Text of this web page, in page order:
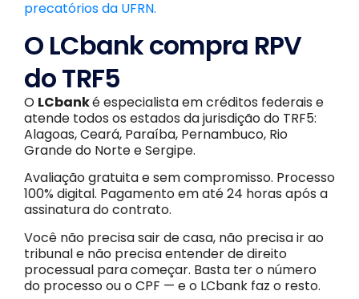
precatórios da UFRN.
O LCbank compra RPV
do TRF5
O LCbanké especialista em créditos federais e
atende todos os estados da jurisdição do TRF5:
Alagoas, Ceará, Paraíba, Pernambuco, Rio
Grande do Norte e Sergipe.
Avaliação gratuita e sem compromisso. Processo
100% digital. Pagamento em até 24 horas após a
assinatura do contrato.
Você não precisa sair de casa, não precisa ir ao
tribunal e não precisa entender de direito
processual para começar. Basta ter o número
do processo ou o CPF — e o LCbank faz o resto.